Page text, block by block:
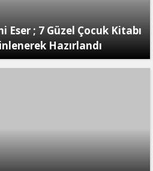
Eser ; 7 Güzel Çocuk Kitabı
Hazırlandı